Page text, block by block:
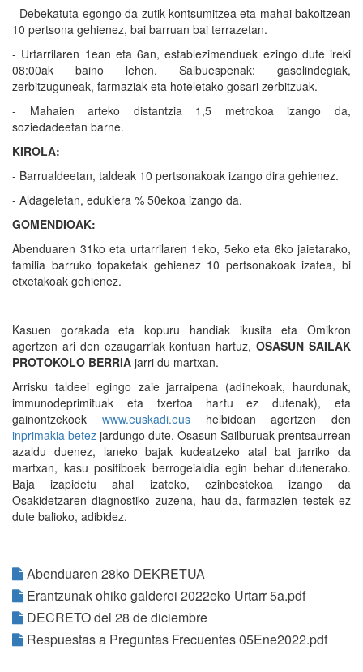
- Debekatuta egongo da zutik kontsumitzea eta mahai bakoitzean
10 pertsona gehienez, bai barruan bai terrazetan.
- Urtarrilaren 1ean eta 6an, establezimenduek ezingo dute ireki
08:00ak baino lehen. Salbuespenak: gasolindegiak,
zerbitzuguneak, farmaziak eta hoteletako gosari zerbitzuak.
- Mahaien arteko distantzia 1,5 metrokoa izango da,
soziedadeetan barne.
KIROLA:
- Barrualdeetan, taldeak 10 pertsonakoak izango dira gehienez.
- Aldageletan, edukiera % 50ekoa izango da.
GOMENDIOAK:
Abenduaren 31ko eta urtarrilaren 1eko, 5eko eta 6ko jaietarako,
familia barruko topaketak gehienez 10 pertsonakoak izatea, bi
etxetakoak gehienez.
Kasuen gorakada eta kopuru handiak ikusita eta Omikron
agertzen ari den ezaugarriak kontuan hartuz,OSASUN SAILAK
PROTOKOLO BERRIA jarri du martxan.
Arrisku taldeei egingo zaie jarraipena (adinekoak, haurdunak,
immunodeprimituak eta txertoa hartu ez dutenak), eta
gainontzekoek www.euskadi.eushelbidean agertzen den
inprimakia betez jardungo dute. Osasun Sailburuak prentsaurrean
azaldu duenez, laneko bajak kudeatzeko atal bat jarriko da
martxan, kasu positiboek berrogeialdia egin behar dutenerako.
Baja izapidetu ahal izateko, ezinbestekoa izango da
Osakidetzaren diagnostiko zuzena, hau da, farmazien testek ez
dute balioko, adibidez.
Abenduaren 28ko DEKRETUA
Erantzunak ohiko galderei 2022eko Urtarr 5a.pdf
DECRETO del 28 de diciembre
Respuestas a Preguntas Frecuentes 05Ene2022.pdf